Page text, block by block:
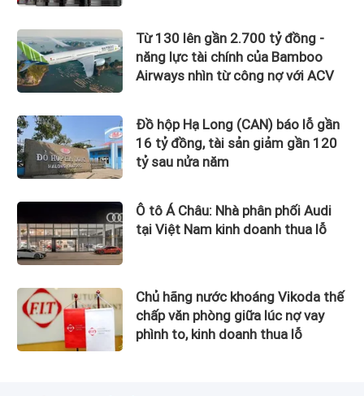
Từ 130 lên gần 2.700 tỷ đồng -
năng lực tài chính của Bamboo
Airways nhìn từ công nợ với ACV
Đồ hộp Hạ Long (CAN) báo lỗ gần
16 tỷ đồng, tài sản giảm gần 120
tỷ sau nửa năm
Ô tô Á Châu: Nhà phân phối Audi
tại Việt Nam kinh doanh thua lỗ
Chủ hãng nước khoáng Vikoda thế
chấp văn phòng giữa lúc nợ vay
phình to, kinh doanh thua lỗ